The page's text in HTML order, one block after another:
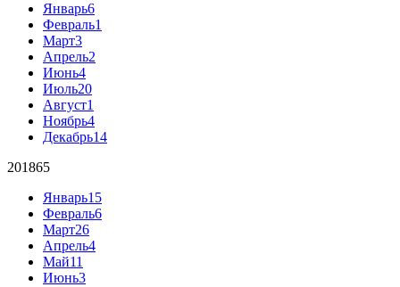
Январь6
Февраль1
Март3
Апрель2
Июнь4
Июль20
Август1
Ноябрь4
Декабрь14
201865
Январь15
Февраль6
Март26
Апрель4
Май11
Июнь3